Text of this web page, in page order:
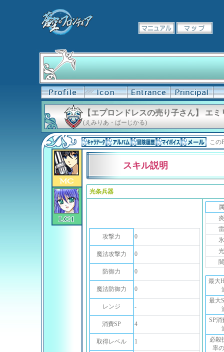
【エプロンドレスの売り子さん】 エ
(えみりあ・ぱーじかる)
この
スキル説明
光条兵器
攻撃力 0
魔法攻撃力 0
防御力 0
魔法防御力 0
レンジ -
消費SP 4
取得レベル 1
最大
最大
SP消
必殺
率